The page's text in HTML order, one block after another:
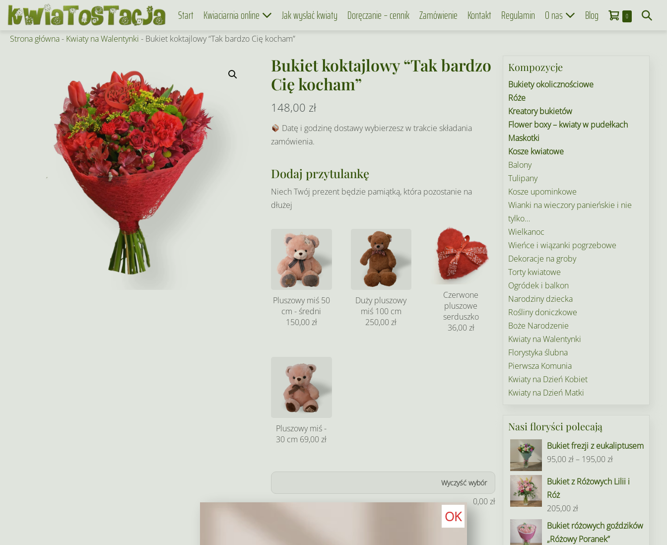
Skip
Start Kwiaciarnia online Jak wysłać kwiaty Doręczanie – cennik Zamówienie Kontakt Regulamin O nas Blog Koszyk
0Items
in
Search
Strona główna- Kwiaty na Walentynki - Bukiet koktajlowy “Tak bardzo Cię kocham”
Bukiet koktajlowy “Tak bardzo
Cię kocham”
148,00 zł
Datę i godzinę dostawy wybierzesz w trakcie składania
zamówienia.
Dodaj przytulankę
Niech Twój prezent będzie pamiątką, która pozostanie na
dłużej
Pluszowy miś 50
cm - średni
150,00 zł
Duży pluszowy
miś 100 cm
250,00 zł
Czerwone
pluszowe
serduszko
36,00 zł
Pluszowy miś -
30 cm 69,00 zł
Wyczyść wybór
0,00zł
Dodaj prezent
Kompozycje
Bukiety okolicznościowe
Róże
Kreatory bukietów
Flower boxy – kwiaty w pudełkach
Maskotki
Kosze kwiatowe
Balony
Tulipany
Kosze upominkowe
Wianki na wieczory panieńskie i nie
tylko…
Wielkanoc
Wieńce i wiązanki pogrzebowe
Dekoracje na groby
Torty kwiatowe
Ogródek i balkon
Narodziny dziecka
Rośliny doniczkowe
Boże Narodzenie
Kwiaty na Walentynki
Florystyka ślubna
Pierwsza Komunia
Kwiaty na Dzień Kobiet
Kwiaty na Dzień Matki
Nasi floryści polecają
Bukiet frezji z eukaliptusem
95,00zł– 195,00złZakres
od
195,00 zł
Bukiet z Różowych Lilii i
Róż
205,00zł
Bukiet różowych goździków
„Różowy Poranek”
OK